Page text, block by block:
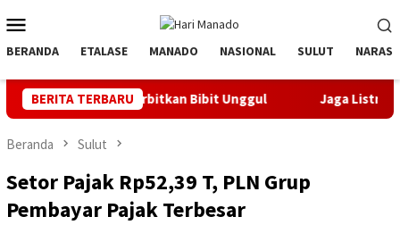
ke
kontenMobile
BERANDA ETALASE MANADO NASIONAL SULUT NARASI
BERITA TERBARU
Orbitkan Bibit Unggul Jaga Listrik Andal Jelang HUT
Beranda Sulut
Setor Pajak Rp52,39 T, PLN Grup
Pembayar Pajak Terbesar